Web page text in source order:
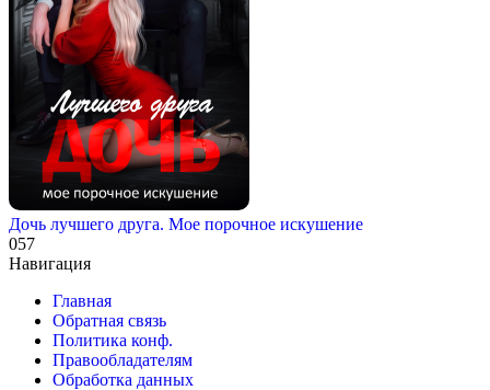
Дочь лучшего друга. Мое порочное искушение
057
Навигация
Главная
Обратная связь
Политика конф.
Правообладателям
Обработка данных